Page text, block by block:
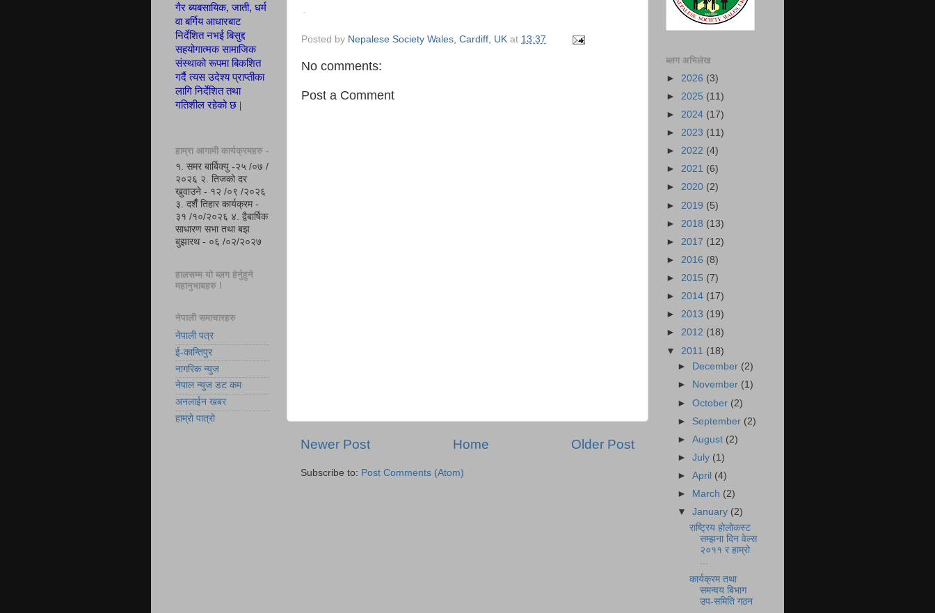
.
Posted by Nepalese Society Wales, Cardiff, UK at 13:37
No comments:
Post a Comment
Newer Post Older Post
Home
Subscribe to: Post Comments (Atom)
गैर ब्यबसायिक, जाती, धर्म
वा बर्गिय आधारबाट
निर्देशित नभई बिसुद्द
सहयोगात्मक सामाजिक
संस्थाको रूपमाबिकशित
गर्दै त्यस उदेश्यप्राप्तीका
लागि निर्देशित तथा
गतिशील रहेको छ |
हाम्रा आगामी कार्यक्रमहरु -
१. समर बार्बिक्यु -२५ /०७ /
२०२६ २. तिजको दर
खुवाउने - १२ /०९ /२०२६
३. दशैँ तिहार कार्यक्रम -
३१ /१०/२०२६ ४. द्वैबार्षिक
साधारण सभा तथा बझ
बुझारथ - ०६ /०२/२०२७
हालसम्म यो ब्लग हेर्नुहुने
महानुभाबहरु !
नेपाली समाचारहरु
नेपाली पत्र
ई-कान्तिपुर
नागरिक न्युज
नेपाल न्युज डट कम
अनलाईन खबर
हाम्रो पात्रो
ब्लग अभिलेख
► 2026 (3)
► 2025 (11)
► 2024 (17)
► 2023 (11)
► 2022 (4)
► 2021 (6)
► 2020 (2)
► 2019 (5)
► 2018 (13)
► 2017 (12)
► 2016 (8)
► 2015 (7)
► 2014 (17)
► 2013 (19)
► 2012 (18)
▼ 2011 (18)
►
December (2)
►
November (1)
►October (2)
► September (2)
►August (2)
►July (1)
►April (4)
►
March (2)
▼January (2)
राष्ट्रिय होलोकस्ट
सम्झना दिन वेल्स
२०११ र हाम्रो
...
कार्यक्रम तथा
समन्वय बिभाग
उप-समिति गठन